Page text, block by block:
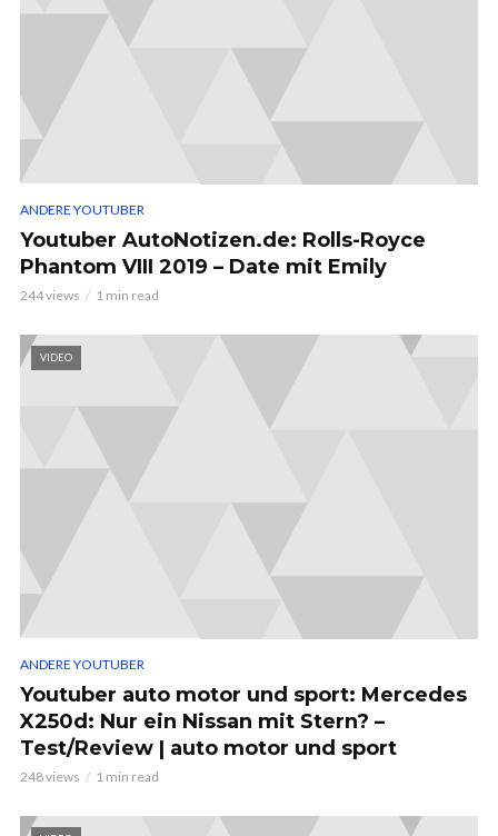
ANDERE YOUTUBER
Youtuber AutoNotizen.de: Rolls-Royce
Phantom VIII 2019 – Date mit Emily
244 views 1 min read
VIDEO
ANDERE YOUTUBER
Youtuber auto motor und sport: Mercedes
X250d: Nur ein Nissan mit Stern? –
Test/Review | auto motor und sport
248 views 1 min read